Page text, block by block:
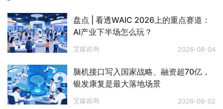
盘点 | 看透WAIC 2026上的重点赛道：
AI产业下半场怎么玩？
艾媒咨询 2026-08-04
脑机接口写入国家战略、融资超70亿，
银发康复是最大落地场景
艾媒咨询 2026-08-02